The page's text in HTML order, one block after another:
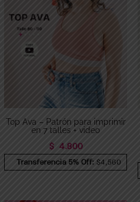
Top Ava – Patrón para imprimir
en 7 talles + video
$ 4.800
Transferencia 5% Off: $4,560